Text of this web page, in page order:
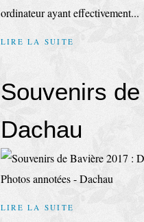
ordinateur ayant effectivement...
LIRE LA SUITE
Souvenirs
Dachau
Photos annotées - Dachau
LIRE LA SUITE